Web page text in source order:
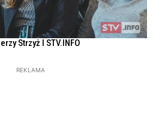
Strzyż l STV.INFO
REKLAMA